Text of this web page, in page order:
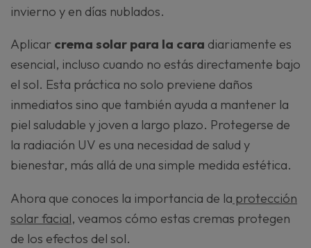
invierno y en días nublados.
Aplicar crema solar para la cara diariamente es
esencial, incluso cuando no estás directamente bajo
el sol. Esta práctica no solo previene daños
inmediatos sino que también ayuda a mantener la
piel saludable y joven a largo plazo. Protegerse de
la radiación UV es una necesidad de salud y
bienestar, más allá de una simple medida estética.
Ahora que conoces la importancia de la protección
solar facial, veamos cómo estas cremas protegen
de los efectos del sol.